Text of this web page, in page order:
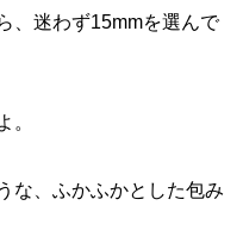
、迷わず15mmを選んで
。
な、ふかふかとした包み